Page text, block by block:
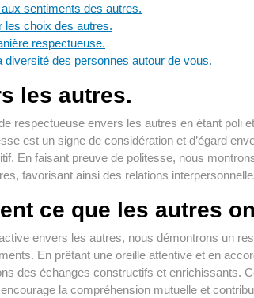
sentiments des autres.
les choix des autres.
respectueuse.
des personnes autour de vous.
les autres.
respectueuse envers les autres en étant poli
est un signe de considération et d’égard
En faisant preuve de politesse, nous
favorisant ainsi des relations
ce que les autres
envers les autres, nous démontrons un
En prêtant une oreille attentive et en
des échanges constructifs et enrichissants.
la compréhension mutuelle et